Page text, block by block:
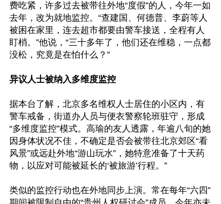
费吃紧，许多过去被带往外地“度假”的人，今年一如
去年，改为就地监控。“查建国、何德普、李蔚等人
被困在家里，连去超市都要由警车接送，全程有人
盯梢。”他说，“三十多年了，他们还在维稳，一点都
没松，究竟是在怕什么？”
异议人士被纳入多维度监控
据本台了解，北京多名维权人士居住的小区内，有
警车戒备，街道办人员与便衣警察轮班驻守，形成
“多维度监控”模式。高瑜的友人透露，年逾八旬的她
因身体状况不佳，不确定是否会被带往北京郊区“看
风景”或远赴外地“游山玩水”，她特意准备了十天药
物，以应对可能被延长的‘被旅游’行程。”
类似的监控行动也在外地同步上演。常在每年“六四”